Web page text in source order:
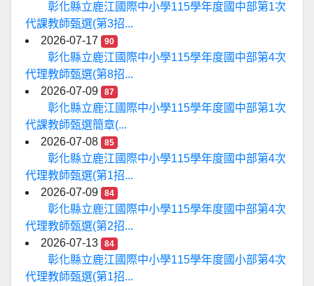
彰化縣立鹿江國際中小學115學年度國中部第1次
代課教師甄選(第3招...
2026-07-17
90
彰化縣立鹿江國際中小學115學年度國中部第4次
代理教師甄選(第8招...
2026-07-09
87
彰化縣立鹿江國際中小學115學年度國中部第1次
代課教師甄選簡章(...
2026-07-08
85
彰化縣立鹿江國際中小學115學年度國中部第4次
代理教師甄選(第1招...
2026-07-09
84
彰化縣立鹿江國際中小學115學年度國中部第4次
代理教師甄選(第2招...
2026-07-13
84
彰化縣立鹿江國際中小學115學年度國小部第4次
代理教師甄選(第1招...